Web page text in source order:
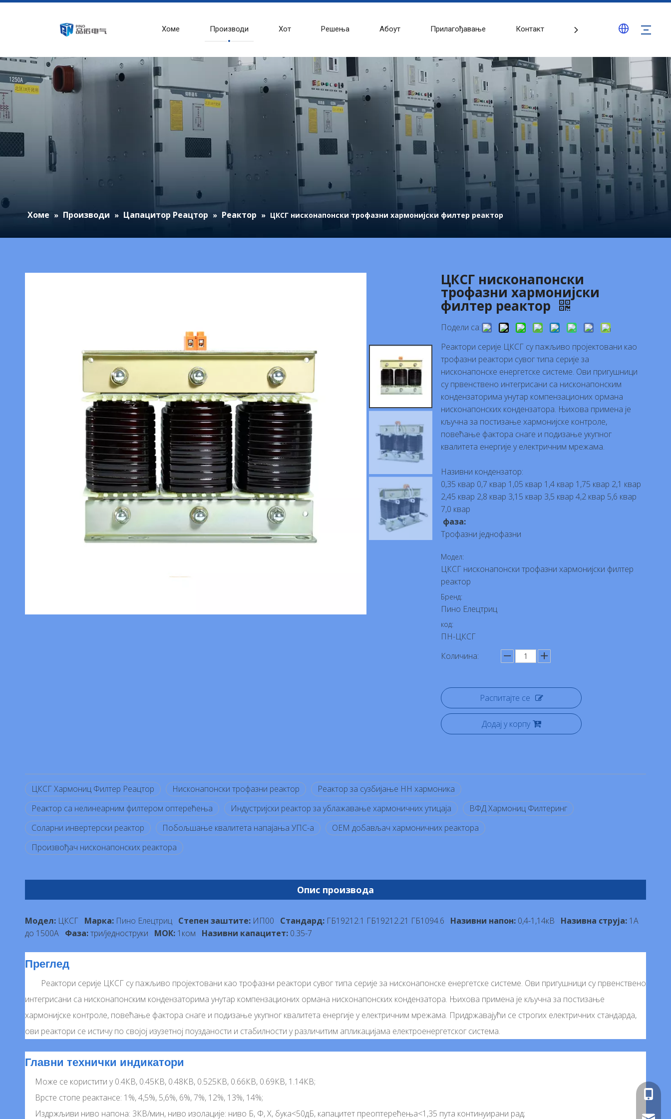
Хоме Производи Хот Решења Абоут Прилагођавање Контакт Блогови
Хоме » Производи » Цапацитор Реацтор » Реактор » ЦКСГ нисконапонски трофазни хармонијски филтер реактор
ЦКСГ нисконапонски
трофазни хармонијски
филтер реактор
Подели са:
Реактори серије ЦКСГ су пажљиво пројектовани као
трофазни реактори сувог типа серије за
нисконапонске енергетске системе. Ови пригушници
су првенствено интегрисани са нисконапонским
кондензаторима унутар компензационих ормана
нисконапонских кондензатора. Њихова примена је
кључна за постизање хармонијске контроле,
повећање фактора снаге и подизање укупног
квалитета енергије у електричним мрежама.
Називни кондензатор:
0,35 квар 0,7 квар 1,05 квар 1,4 квар 1,75 квар 2,1 квар
2,45 квар 2,8 квар 3,15 квар 3,5 квар 4,2 квар 5,6 квар
7,0 квар
фаза:
Трофазни једнофазни
Модел:
ЦКСГ нисконапонски трофазни хармонијски филтер
реактор
Бренд:
Пино Елецтриц
код:
ПН-ЦКСГ
Количина:
Распитајте се
Додај у корпу
ЦКСГ Хармониц Филтер Реацтор Нисконапонски трофазни реактор
Реактор за сузбијање НН хармоника
Реактор са нелинеарним филтером оптерећења
Индустријски реактор за ублажавање хармоничних утицаја
ВФД Хармониц Филтеринг
Соларни инвертерски реактор
Побољшање квалитета напајања УПС-а
ОЕМ добављач хармоничних реактора
Произвођач нисконапонских реактора
Опис производа
Модел: ЦКСГ Марка: Пино Елецтриц Степен заштите: ИП00 Стандард: ГБ19212.1 ГБ19212.21 ГБ1094.6 Називни напон: 0,4-1,14кВ Називна струја: 1А
до 1500А Фаза:три/једноструки МОК: 1ком Називни капацитет: 0.35-7
Преглед
Реактори серије ЦКСГ су пажљиво пројектовани као трофазни реактори сувог типа серије за нисконапонске енергетске системе. Ови пригушници су првенствено
интегрисани са нисконапонским кондензаторима унутар компензационих ормана нисконапонских кондензатора. Њихова примена је кључна за постизање
хармонијске контроле, повећање фактора снаге и подизање укупног квалитета енергије у електричним мрежама. Придржавајући се строгих електричних стандарда,
ови реактори се истичу по својој изузетној поузданости и стабилности у различитим апликацијама електроенергетског система.
Главни технички индикатори
Може се користити у 0.4КВ, 0.45КВ, 0.48КВ, 0.525КВ, 0.66КВ, 0.69КВ, 1.14КВ;
Врсте стопе реактансе: 1%, 4,5%, 5,6%, 6%, 7%, 12%, 13%, 14%;
Издржљиви ниво напона: 3КВ/мин, ниво изолације: ниво Б, Ф, Х, бука<50дБ, капацитет преоптерећења<1,35 пута континуирани рад;
+86-